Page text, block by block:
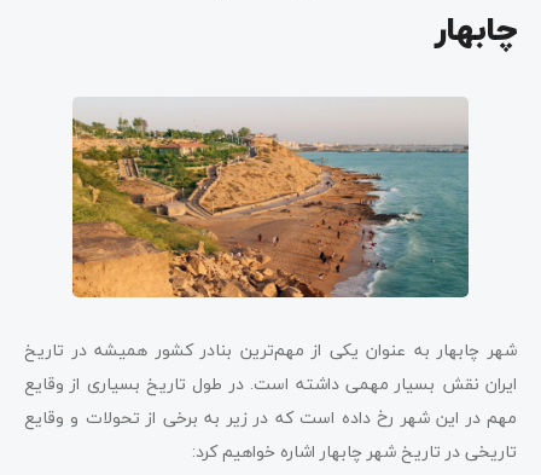
چابهار
شهر چابهار به عنوان یکی از مهم‌ترین بنادر کشور همیشه در تاریخ
ایران نقش بسیار مهمی داشته است. در طول تاریخ بسیاری از وقایع
مهم در این شهر رخ داده است که در زیر به برخی از تحولات و وقایع
تاریخی در تاریخ شهر چابهار اشاره خواهیم کرد: